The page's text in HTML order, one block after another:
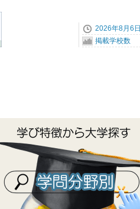
2026年8月6日
掲載学校数